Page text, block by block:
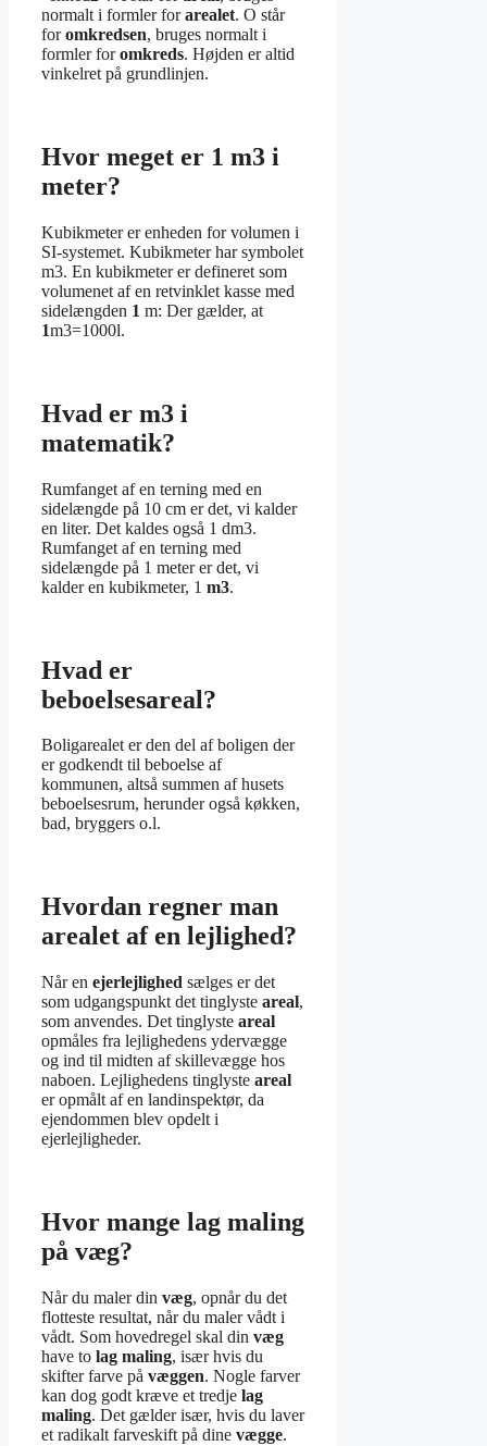
normalt i formler forarealet. O står
foromkredsen, bruges normalt i
formler foromkreds. Højden er altid
vinkelret på grundlinjen.
Hvor meget er 1 m3 i
meter?
Kubikmeter er enheden for volumen i
SI-systemet. Kubikmeter har symbolet
m3. En kubikmeter er defineret som
volumenet af en retvinklet kasse med
sidelængden 1 m: Der gælder, at
1m3=1000l.
Hvad er m3 i
matematik?
Rumfanget af en terning med en
sidelængde på 10 cm er det, vi kalder
en liter. Det kaldes også 1 dm3.
Rumfanget af en terning med
sidelængde på 1 meter er det, vi
kalder en kubikmeter, 1 m3.
Hvad er
beboelsesareal?
Boligarealet er den del af boligen der
er godkendt til beboelse af
kommunen, altså summen af husets
beboelsesrum, herunder også køkken,
bad, bryggers o.l.
Hvordan regner man
arealet af en lejlighed?
Når en ejerlejlighed sælges er det
som udgangspunkt det tinglyste areal,
som anvendes. Det tinglyste areal
opmåles fra lejlighedens ydervægge
og ind til midten af skillevægge hos
naboen. Lejlighedens tinglyste areal
er opmålt af en landinspektør, da
ejendommen blev opdelt i
ejerlejligheder.
Hvor mange lag maling
på væg?
Når du maler din væg, opnår du det
flotteste resultat, når du maler vådt i
vådt. Som hovedregel skal din væg
have to lag maling, især hvis du
skifter farve på væggen. Nogle farver
kan dog godt kræve et tredje lag
maling. Det gælder især, hvis du laver
et radikalt farveskift på dine vægge.